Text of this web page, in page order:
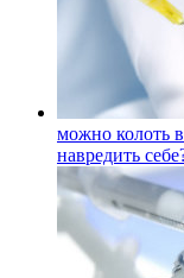
можно колоть
навредить